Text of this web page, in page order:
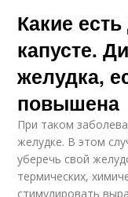
Какие
капусте.
желудка,
повышена
При таком
желудке. В этом
уберечь свой
термических,
стимулировать